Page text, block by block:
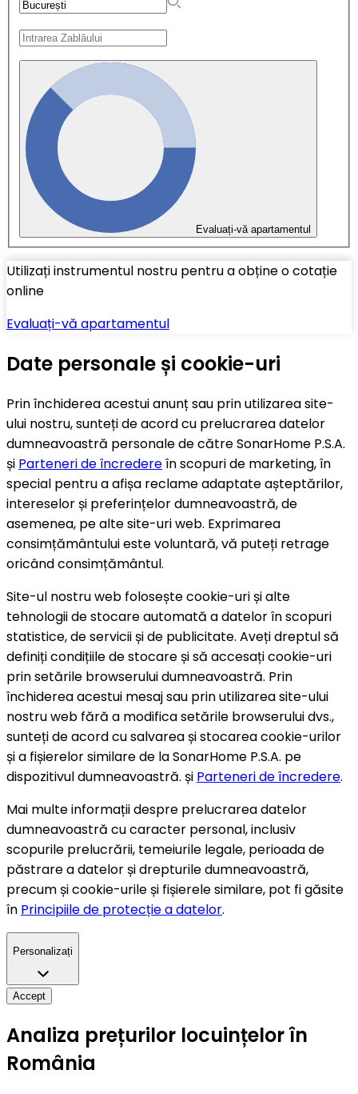
Evaluați-vă apartamentul
Utilizați instrumentul nostru pentru a obține o cotație
online
Evaluați-vă apartamentul
Date personale și cookie-uri
Prin închiderea acestui anunț sau prin utilizarea site-
ului nostru, sunteți de acord cu prelucrarea datelor
dumneavoastră personale de către SonarHome P.S.A.
și Parteneri de încredereîn scopuri de marketing, în
special pentru a afișa reclame adaptate așteptărilor,
intereselor și preferințelor dumneavoastră, de
asemenea, pe alte site-uri web. Exprimarea
consimțământului este voluntară, vă puteți retrage
oricând consimțământul.
Site-ul nostru web folosește cookie-uri și alte
tehnologii de stocare automată a datelor în scopuri
statistice, de servicii și de publicitate. Aveți dreptul să
definiți condițiile de stocare și să accesați cookie-uri
prin setările browserului dumneavoastră. Prin
închiderea acestui mesaj sau prin utilizarea site-ului
nostru web fără a modifica setările browserului dvs.,
sunteți de acord cu salvarea și stocarea cookie-urilor
și a fișierelor similare de la SonarHome P.S.A. pe
dispozitivul dumneavoastră. și Parteneri de încredere.
Mai multe informații despre prelucrarea datelor
dumneavoastră cu caracter personal, inclusiv
scopurile prelucrării, temeiurile legale, perioada de
păstrare a datelor și drepturile dumneavoastră,
precum și cookie-urile și fișierele similare, pot fi găsite
în Principiile de protecție a datelor.
Personalizați
Accept
Analiza prețurilor locuințelor în
România